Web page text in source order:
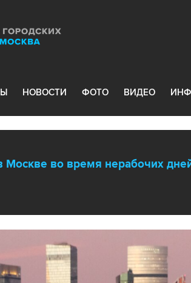
НОВОСТИ ФОТО ВИДЕО
Москве во время нерабочих